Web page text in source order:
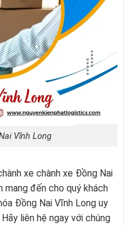
Vĩnh Long
xe chành xe Đồng Nai
đến cho quý khách
Đồng Nai Vĩnh Long uy
liên hệ ngay với chúng